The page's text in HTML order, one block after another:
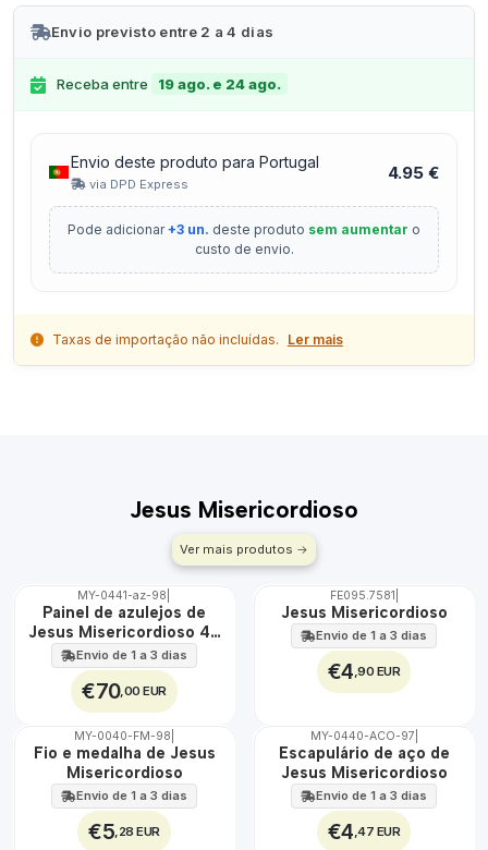
Envio previsto entre 2 a 4 dias
Receba entre 19 ago. e 24 ago.
Envio deste produto para Portugal
via DPD Express
4.95 €
Pode adicionar+3 un. deste produto sem aumentar o
custo de envio.
Taxas de importação não incluídas. Ler mais
Jesus Misericordioso
Ver mais produtos
🇵🇹
EXT.
MY-0441-az-98
Painel de azulejos de
Jesus Misericordioso 45
cm x 60 cm
Envio de 1 a 3 dias
€70,00 EUR
FE095.7581
Jesus Misericordioso
Envio de 1 a 3 dias
€4 ,90 EUR
ÁGUA
MY-0040-FM-98
Fio e medalha de Jesus
Misericordioso
Envio de 1 a 3 dias
€5 ,28 EUR
🇵🇹
100%
ÁGUA
MY-0440-ACO-97
Escapulário de aço de
Jesus Misericordioso
Envio de 1 a 3 dias
€4 ,47 EUR